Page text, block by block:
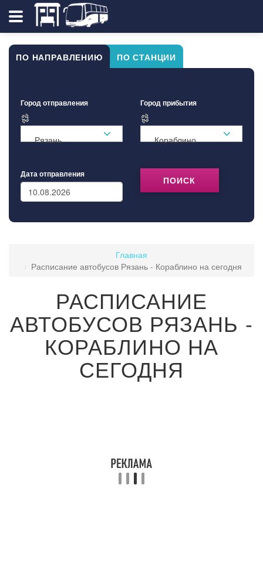
ПО НАПРАВЛЕНИЮ ПО СТАНЦИИ
Город отправления
Рязань
Город прибытия
Кораблино
Дата отправления
ПОИСК
Главная
Расписание автобусов Рязань - Кораблино на сегодня
РАСПИСАНИЕ
АВТОБУСОВ РЯЗАНЬ -
КОРАБЛИНО НА
СЕГОДНЯ